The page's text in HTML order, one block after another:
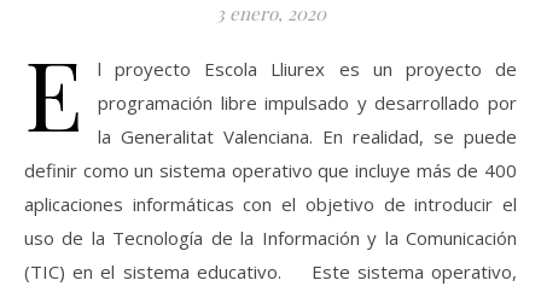
3 enero, 2020
E
l proyecto Escola Lliurex es un proyecto de
programación libre impulsado y desarrollado por
la Generalitat Valenciana. En realidad, se puede
definir como un sistema operativo que incluye más de 400
aplicaciones informáticas con el objetivo de introducir el
uso de la Tecnología de la Información y la Comunicación
(TIC) en el sistema educativo. Este sistema operativo,